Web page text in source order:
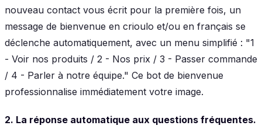
nouveau contact vous écrit pour la première fois, un
message de bienvenue en crioulo et/ou en français se
déclenche automatiquement, avec un menu simplifié : "1
- Voir nos produits / 2 - Nos prix / 3 - Passer commande
/ 4 - Parler à notre équipe." Ce bot de bienvenue
professionnalise immédiatement votre image.
2. La réponse automatique aux questions fréquentes.